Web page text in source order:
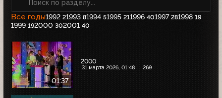
Все годы1992 21993 81994 51995 211996 401997 281998 19
1999 192000 302001 40
01:37
2000
31 марта 2026, 01:48 269